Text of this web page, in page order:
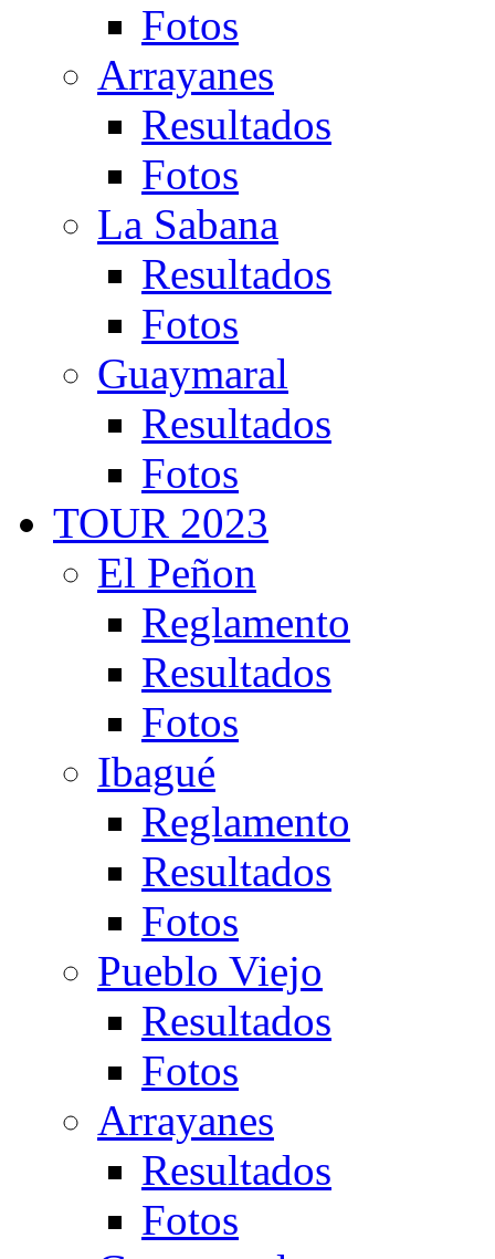
Fotos
Arrayanes
Resultados
Fotos
La Sabana
Resultados
Fotos
Guaymaral
Resultados
Fotos
TOUR 2023
El Peñon
Reglamento
Resultados
Fotos
Ibagué
Reglamento
Resultados
Fotos
Pueblo Viejo
Resultados
Fotos
Arrayanes
Resultados
Fotos